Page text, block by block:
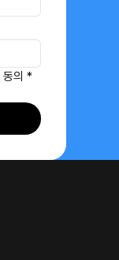
동의 *